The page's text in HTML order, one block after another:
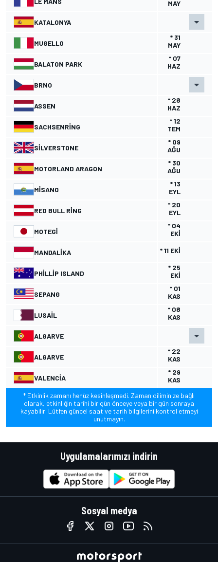
MAY
KATALONYA
MUGELLO
* 31
MAY
BALATON PARK
* 07
HAZ
BRNO
ASSEN
* 28
HAZ
SACHSENRING
* 12
TEM
SILVERSTONE
* 09
AĞU
MOTORLAND ARAGON
* 30
AĞU
MISANO
* 13
EYL
RED BULL RING
* 20
EYL
MOTEGI
* 04
EKI
MANDALIKA * 11 EKI
PHILLIP ISLAND
* 25
EKI
SEPANG
* 01
KAS
LUSAIL
* 08
KAS
ALGARVE
ALGARVE
* 22
KAS
VALENCIA
* 29
KAS
* Etkinlik zamanı henüz kesinleşmedi. Zaman diliminize bağlı
olarak, etkinliğin tarihi bir gün önceye veya bir gün sonraya
kayabilir. Lütfen güncel saat ve tarih bilgilerini kontrol etmeyi
unutmayın.
Uygulamalarımızı indirin
Sosyal medya